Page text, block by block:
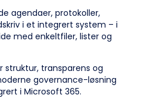
agendaer, protokoller,
i et integrert system – i
med enkeltfiler, lister og
struktur, transparens og
governance-løsning
i Microsoft 365.